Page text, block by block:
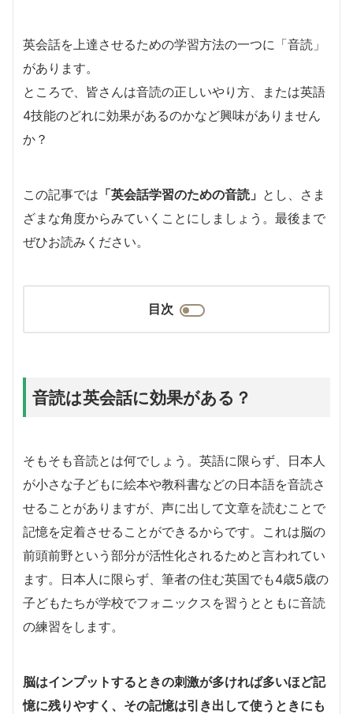
英会話を上達させるための学習方法の一つに「音読」
があります。
ところで、皆さんは音読の正しいやり方、または英語
4技能のどれに効果があるのかなど興味がありません
か？
この記事では 「英会話学習のための音読」 とし、さま
ざまな角度からみていくことにしましょう。最後まで
ぜひお読みください。
目次
音読は英会話に効果がある？
そもそも音読とは何でしょう。英語に限らず、日本人
が小さな子どもに絵本や教科書などの日本語を音読さ
せることがありますが、声に出して文章を読むことで
記憶を定着させることができるからです。これは脳の
前頭前野という部分が活性化されるためと言われてい
ます。日本人に限らず、筆者の住む英国でも4歳5歳の
子どもたちが学校でフォニックスを習うとともに音読
の練習をします。
脳はインプットするときの刺激が多ければ多いほど記
憶に残りやすく、その記憶は引き出して使うときにも